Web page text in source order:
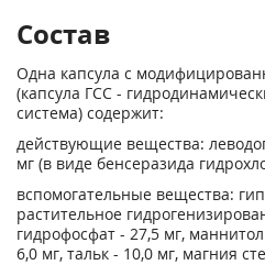
Состав
Одна капсула с
(капсула ГСС -
система) содержит:
действующие вещества:
мг (в виде бенсеразида
вспомогательные вещества:
растительное
гидрофосфат - 27,5 мг,
6,0 мг, тальк - 10,0 мг, магния